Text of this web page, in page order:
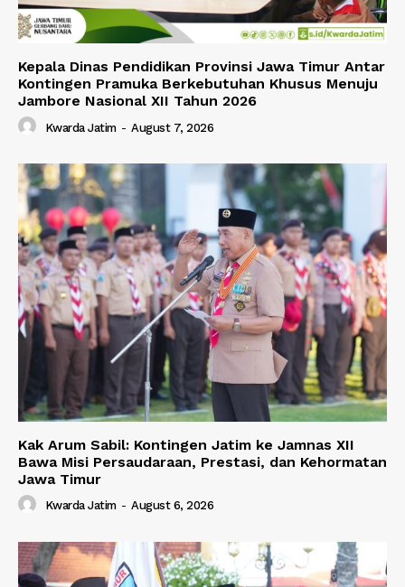
Kepala Dinas Pendidikan Provinsi Jawa Timur Antar
Kontingen Pramuka Berkebutuhan Khusus Menuju
Jambore Nasional XII Tahun 2026
Kwarda Jatim - August 7, 2026
Kak Arum Sabil: Kontingen Jatim ke Jamnas XII
Bawa Misi Persaudaraan, Prestasi, dan Kehormatan
Jawa Timur
Kwarda Jatim - August 6, 2026